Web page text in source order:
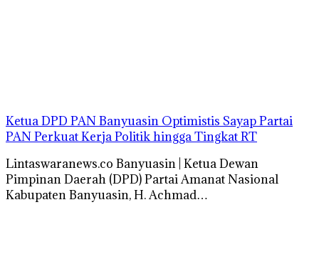
Ketua DPD PAN Banyuasin Optimistis Sayap Partai
PAN Perkuat Kerja Politik hingga Tingkat RT
Lintaswaranews.co Banyuasin | Ketua Dewan
Pimpinan Daerah (DPD) Partai Amanat Nasional
Kabupaten Banyuasin, H. Achmad…